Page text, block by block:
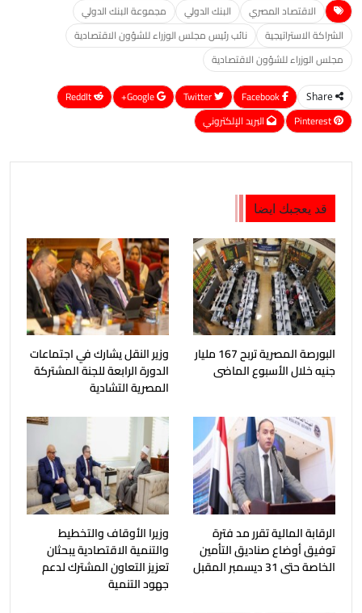
الاقتصاد المصري البنك الدولي
مجموعة البنك الدولي
الشراكة الاستراتيجية
نائب رئيس مجلس الوزراء للشؤون الاقتصادية
مجلس الوزراء للشؤون الاقتصادية
Share
Google+
ReddIt
Pinterest
البريد الإلكتروني
قد يعجبك ايضا
البورصة المصرية تربح 167 مليار
جنيه خلال الأسبوع الماضى
وزير النقل يشارك في اجتماعات
الدورة الرابعة للجنة المشتركة
المصرية التشادية
الرقابة المالية تقرر مد فترة
توفيق أوضاع صناديق التأمين
الخاصة حتى 31 ديسمبر المقبل
وزيرا الأوقاف والتخطيط
والتنمية الاقتصادية يبحثان
تعزيز التعاون المشترك لدعم
جهود التنمية